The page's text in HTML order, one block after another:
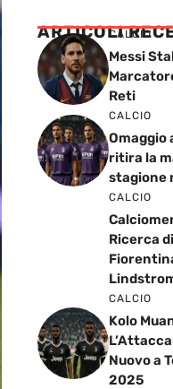
ARTICOLICALCIO
Messi
Reti
CALCIO
Omaggio
ritira la
stagione
CALCIO
Ricerca
CALCIO
Kolo
Nuovo a
2025